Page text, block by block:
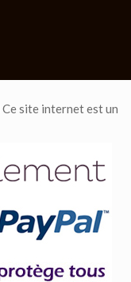
Ce site internet est un